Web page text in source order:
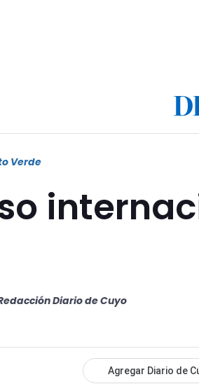
Verde
Diario de Cuyo
Agregar Diario de